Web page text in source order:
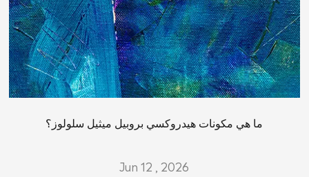
ما هي مكونات هيدروكسي بروبيل ميثيل سلولوز؟
Jun 12 , 2026